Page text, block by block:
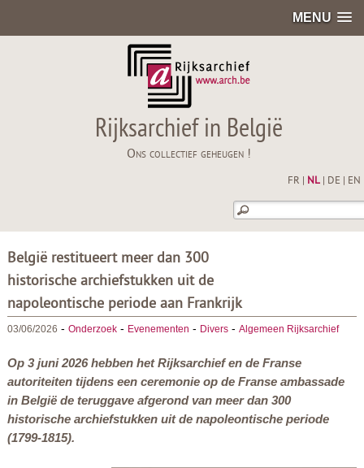
MENU
Rijksarchief in België
Ons collectief geheugen !
FR NL| DE EN
België restitueert meer dan 300
historische archiefstukken uit de
napoleontische periode aan Frankrijk
03/06/2026 - Onderzoek- Evenementen - Divers- Algemeen Rijksarchief
Op 3 juni 2026 hebben het Rijksarchief en de Franse
autoriteiten tijdens een ceremonie op de Franse ambassade
in België de teruggave afgerond van meer dan 300
historische archiefstukken uit de napoleontische periode
(1799-1815).